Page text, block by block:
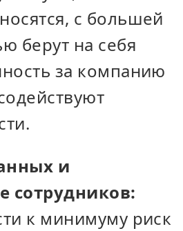
с большей
берут на себя
за компанию
и
сотрудников:
к минимуму риск